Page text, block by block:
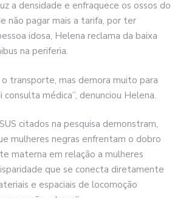
a densidade e enfraquece os ossos do
não pagar mais a tarifa, por ter
idosa, Helena reclama da baixa
na periferia.
o transporte, mas demora muito para
consulta médica”, denunciou Helena.
citados na pesquisa demonstram,
mulheres negras enfrentam o dobro
materna em relação a mulheres
que se conecta diretamente
e espaciais de locomoção